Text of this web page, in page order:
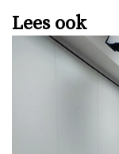
Lees ook